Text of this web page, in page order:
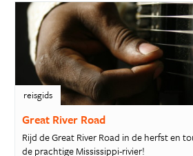
reisgids
Great River Road
Rijd de Great River Road in de herfst en
de prachtige Mississippi-rivier!